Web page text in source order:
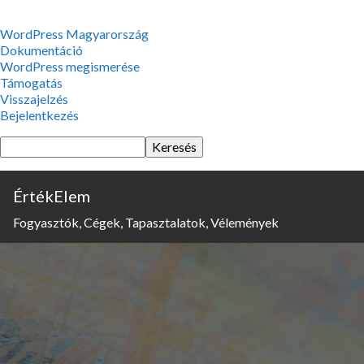
WordPress,
a
csodás
WordPress Magyarország
Dokumentáció
WordPress megismerése
Támogatás
Visszajelzés
Bejelentkezés
Keresés
ÉrtékElem
Fogyasztók, Cégek, Tapasztalatok, Vélemények